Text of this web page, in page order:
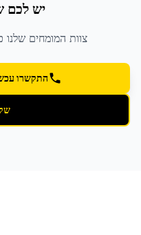
יש לכם
צוות המומחים
התקשרו עכשיו: 054-